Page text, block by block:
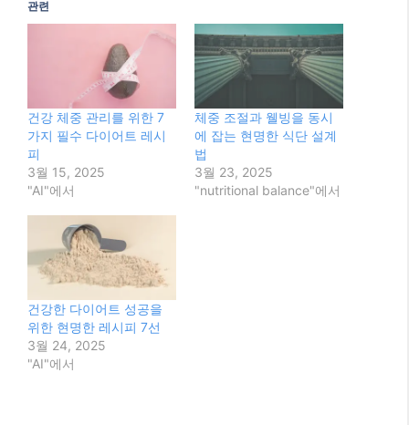
건강한 다이어트 성공을
위한 현명한 레시피 7선
3월 24, 2025
"AI"에서
Categories
AI
Tags
scientific evidence 건강한 체중 관리 ,영양 밸
,지속 가능한 다이어트
틱톡 영상 잘 찍는 꿀팁 10가지: 초보자도 쉽게
따라할 수 있는 비법
체중 조절과 웰빙을 동시에 잡는 현명한 식단 설
계법